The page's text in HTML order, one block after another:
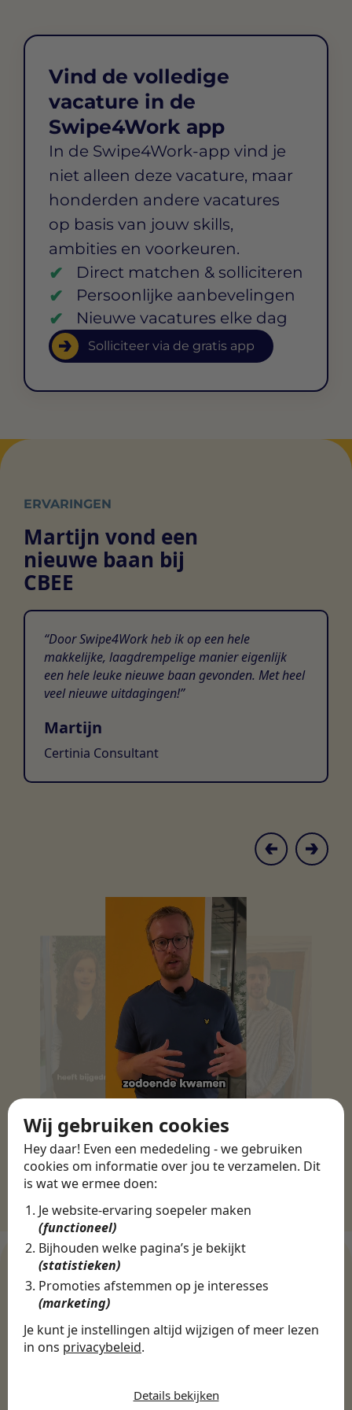
Wij gebruiken cookies
Hey daar! Even een mededeling - we gebruiken
cookies om informatie over jou te verzamelen. Dit
is wat we ermee doen:
Je website-ervaring soepeler maken
(functioneel)
Bijhouden welke pagina’s je bekijkt
(statistieken)
Promoties afstemmen op je interesses
(marketing)
Je kunt je instellingen altijd wijzigen of meer lezen
in ons privacybeleid.
Details bekijken
Vind de volledige
vacature in de
Swipe4Work app
In de Swipe4Work-app vind je
niet alleen deze vacature, maar
honderden andere vacatures
op basis van jouw skills,
ambities en voorkeuren.
Direct matchen & solliciteren
Persoonlijke aanbevelingen
Nieuwe vacatures elke dag
Solliciteer via de gratis app
ERVARINGEN
Martijn vond een
nieuwe baan bij
CBEE
Door Swipe4Work heb ik op een hele
makkelijke, laagdrempelige manier eigenlijk
een hele leuke nieuwe baan gevonden. Met heel
veel nieuwe uitdagingen!
Martijn
Certinia Consultant
Ontdek meer dan 500+
werkgevers
Finance, HR & administratie ICT